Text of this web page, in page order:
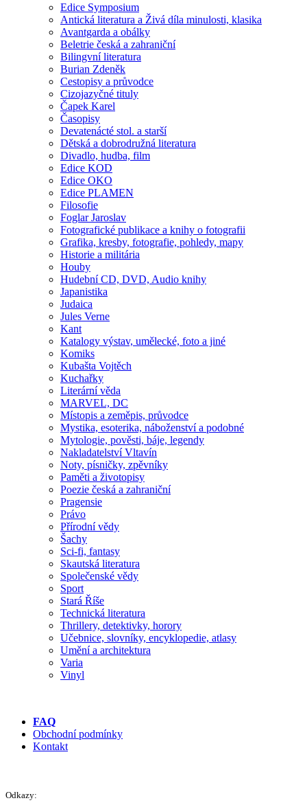
Edice Symposium
Antická literatura a Živá díla minulosti, klasika
Avantgarda a obálky
Beletrie česká a zahraniční
Bilingvní literatura
Burian Zdeněk
Cestopisy a průvodce
Cizojazyčné tituly
Čapek Karel
Časopisy
Devatenácté stol. a starší
Dětská a dobrodružná literatura
Divadlo, hudba, film
Edice KOD
Edice OKO
Edice PLAMEN
Filosofie
Foglar Jaroslav
Fotografické publikace a knihy o fotografii
Grafika, kresby, fotografie, pohledy, mapy
Historie a militária
Houby
Hudební CD, DVD, Audio knihy
Japanistika
Judaica
Jules Verne
Kant
Katalogy výstav, umělecké, foto a jiné
Komiks
Kubašta Vojtěch
Kuchařky
Literární věda
MARVEL, DC
Místopis a zeměpis, průvodce
Mystika, esoterika, náboženství a podobné
Mytologie, pověsti, báje, legendy
Nakladatelství Vltavín
Noty, písničky, zpěvníky
Paměti a životopisy
Poezie česká a zahraniční
Pragensie
Právo
Přírodní vědy
Šachy
Sci-fi, fantasy
Skautská literatura
Společenské vědy
Sport
Stará Říše
Technická literatura
Thrillery, detektivky, horory
Učebnice, slovníky, encyklopedie, atlasy
Umění a architektura
Varia
Vinyl
FAQ
Obchodní podmínky
Kontakt
Odkazy: